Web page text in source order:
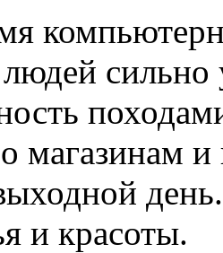
людей
магазинам
и красоты.